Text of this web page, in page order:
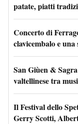
patate, piatti
Concerto di
clavicembalo e
San Giùen &
valtellinese tra
Il Festival dello
Gerry Scotti,